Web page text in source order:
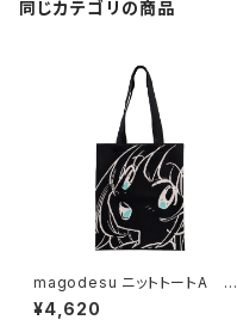
同じカテゴリの商品
magodesu ニットトートA ブ
ラック
¥4,620